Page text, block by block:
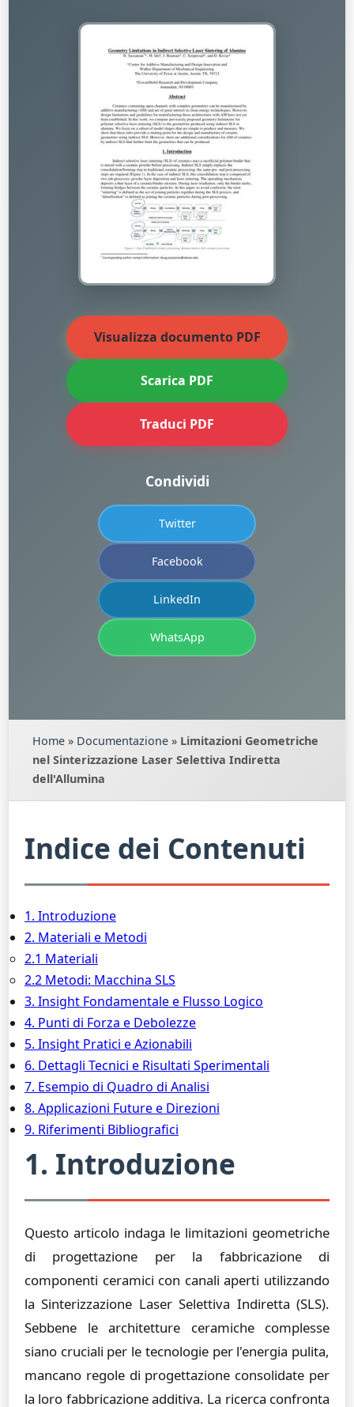
Visualizza documento PDF
Scarica PDF
Traduci PDF
Condividi
Twitter
Facebook
LinkedIn
WhatsApp
Home » Documentazione » Limitazioni Geometriche
nel Sinterizzazione Laser Selettiva Indiretta
dell'Allumina
Indice dei Contenuti
1. Introduzione
2. Materiali e Metodi
2.1 Materiali
2.2 Metodi: Macchina SLS
3. Insight Fondamentale e Flusso Logico
4. Punti di Forza e Debolezze
5. Insight Pratici e Azionabili
6. Dettagli Tecnici e Risultati Sperimentali
7. Esempio di Quadro di Analisi
8. Applicazioni Future e Direzioni
9. Riferimenti Bibliografici
1. Introduzione
Questo articolo indaga le limitazioni geometriche
di progettazione per la fabbricazione di
componenti ceramici con canali aperti utilizzando
la Sinterizzazione Laser Selettiva Indiretta (SLS).
Sebbene le architetture ceramiche complesse
siano cruciali per le tecnologie per l'energia pulita,
mancano regole di progettazione consolidate per
la loro fabbricazione additiva. La ricerca confronta